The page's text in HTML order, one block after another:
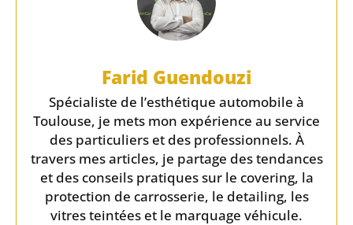
Farid Guendouzi
Spécialiste de l’esthétique automobile à
Toulouse, je mets mon expérience au service
des particuliers et des professionnels. À
travers mes articles, je partage des tendances
et des conseils pratiques sur le covering, la
protection de carrosserie, le detailing, les
vitres teintées et le marquage véhicule.